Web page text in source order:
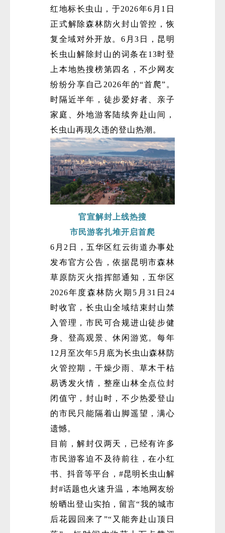
红地标长虫山，于2026年6月1日
正式解除森林防火封山管控，恢
复全域对外开放。6月3日，昆明
长虫山解除封山的词条在13时登
上本地热搜榜第四名，不少网友
纷纷分享自己2026年的“首爬”。
时隔近半年，徒步爱好者、亲子
家庭、外地游客陆续奔赴山间，
长虫山再现久违的登山热潮。
官宣解封上线热搜
市民游客扎堆开启首爬
6月2日，五华区红云街道办事处
发布官方公告，依据昆明市森林
草原防灭火指挥部通知，五华区
2026年度森林防火期5月31日24
时收官，长虫山全域结束封山禁
入管理，市民可合规进山徒步健
身、登高观景、休闲游览。每年
12月至次年5月底为长虫山森林防
火管控期，干燥少雨、草木干枯
易诱发火情，整座山林全点位封
闭值守，封山时，不少热爱登山
的市民只能隔着山脚遥望，满心
遗憾。
目前，解封仅两天，已经有许多
市民游客迫不及待前往，在小红
书、抖音等平台，#昆明长虫山解
封#话题也火速升温，本地网友纷
纷晒出登山实拍，留言“我的城市
后花园回来了”“又能奔赴山顶日